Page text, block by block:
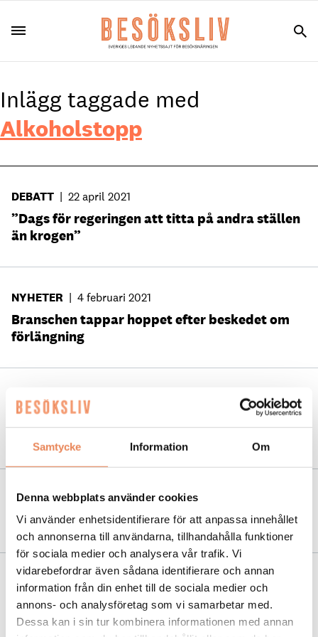
Samtycke Information Om
Denna webbplats använder cookies
Vi använder enhetsidentifierare för att anpassa innehållet
och annonserna till användarna, tillhandahålla funktioner
för sociala medier och analysera vår trafik. Vi
vidarebefordrar även sådana identifierare och annan
information från din enhet till de sociala medier och
annons- och analysföretag som vi samarbetar med.
Dessa kan i sin tur kombinera informationen med annan
Inlägg taggade med
Alkoholstopp
DEBATT | 22 april 2021
”Dags för regeringen att titta på andra ställen
än krogen”
NYHETER | 4 februari 2021
Branschen tappar hoppet efter beskedet om
förlängning
NYHETER | 19 januari 2021
Visita: Förlängt alkoholstopp är
NYHETER | 14 januari 2021
Alkoholstoppet förlängs – ”Beklagligt”
NYHETER | 4 januari 2021
Kräver fyra åtgärder för att rädda
besöksnäringen